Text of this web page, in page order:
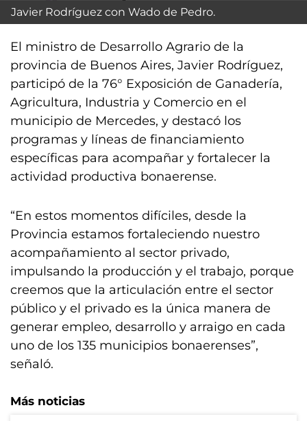
Javier Rodríguez con Wado de Pedro.
El ministro de Desarrollo Agrario de la
provincia de Buenos Aires, Javier Rodríguez,
participó de la 76° Exposición de Ganadería,
Agricultura, Industria y Comercio en el
municipio de Mercedes, y destacó los
programas y líneas de financiamiento
específicas para acompañar y fortalecer la
actividad productiva bonaerense.
“En estos momentos difíciles, desde la
Provincia estamos fortaleciendo nuestro
acompañamiento al sector privado,
impulsando la producción y el trabajo, porque
creemos que la articulación entre el sector
público y el privado es la única manera de
generar empleo, desarrollo y arraigo en cada
uno de los 135 municipios bonaerenses”,
señaló.
Más noticias